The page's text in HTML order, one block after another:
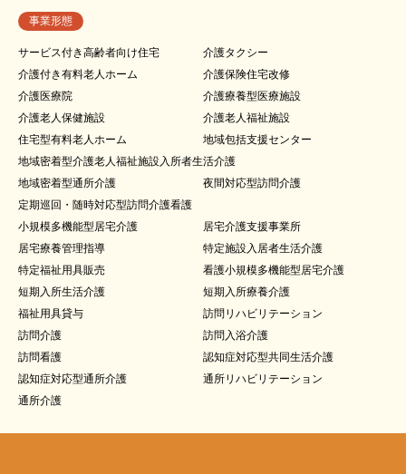
事業形態
サービス付き高齢者向け住宅
介護タクシー
介護付き有料老人ホーム
介護保険住宅改修
介護医療院
介護療養型医療施設
介護老人保健施設
介護老人福祉施設
住宅型有料老人ホーム
地域包括支援センター
地域密着型介護老人福祉施設入所者生活介護
地域密着型通所介護
夜間対応型訪問介護
定期巡回・随時対応型訪問介護看護
小規模多機能型居宅介護
居宅介護支援事業所
居宅療養管理指導
特定施設入居者生活介護
特定福祉用具販売
看護小規模多機能型居宅介護
短期入所生活介護
短期入所療養介護
福祉用具貸与
訪問リハビリテーション
訪問介護
訪問入浴介護
訪問看護
認知症対応型共同生活介護
認知症対応型通所介護
通所リハビリテーション
通所介護